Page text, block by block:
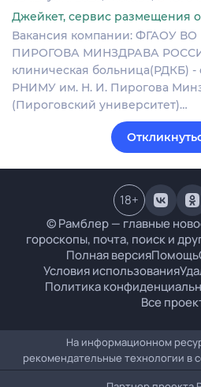
Джейкет, сервис размещения
Вакансия компании: ФГАОУ
ПИРОГОВА МИНЗДРАВА
клиническая больница(РДКБ)
РНИМУ им. Н. И. Пирогова
(Пироговский университет)…
© Рамблер — главные
гороскопы, почта, поиск и
Полная версияПомощь
Условия использования
Политика
Все
18+
На информационном
рекомендательные технологии в